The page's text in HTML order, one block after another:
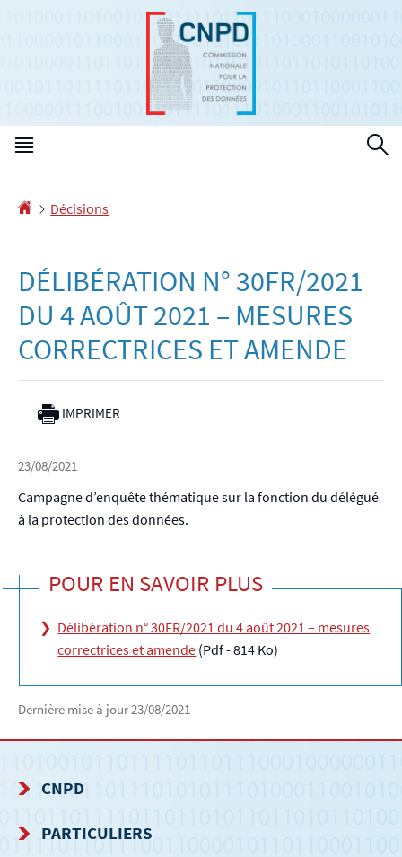
Accueil
Décisions
DÉLIBÉRATION N° 30FR/2021
DU 4 AOÛT 2021 – MESURES
CORRECTRICES ET AMENDE
IMPRIMER
23/08/2021
Campagne d’enquête thématique sur la fonction du délégué
à la protection des données.
POUR EN SAVOIR PLUS
Délibération n° 30FR/2021 du 4 août 2021 – mesures
correctrices et amende (Pdf - 814 Ko)
Dernière mise à jour23/08/2021
MENU
CNPD
PARTICULIERS